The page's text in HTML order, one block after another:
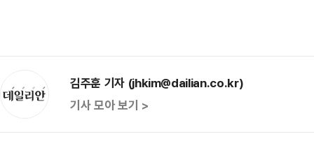
김주훈 기자 (jhkim@dailian.co.kr)
기사 모아 보기 >